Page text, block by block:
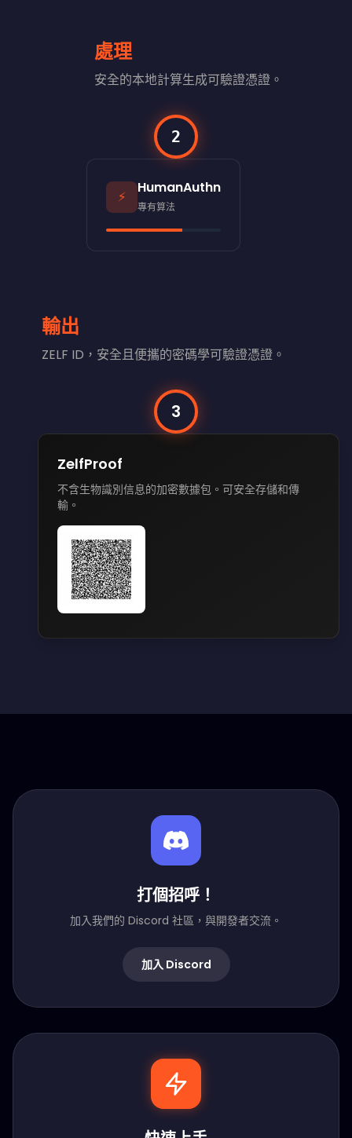
處理
安全的本地計算生成可驗證憑證。
2
⚡
HumanAuthn
專有算法
輸出
ZELF ID，安全且便攜的密碼學可驗證憑證。
3
ZelfProof
不含生物識別信息的加密數據包。可安全存儲和傳
輸。
打個招呼！
加入我們的 Discord 社區，與開發者交流。
加入 Discord